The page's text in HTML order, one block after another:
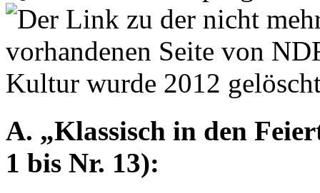
A. „Klassisch in den
1 bis Nr. 13):